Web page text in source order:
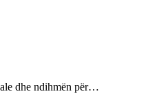
dhe ndihmën për…